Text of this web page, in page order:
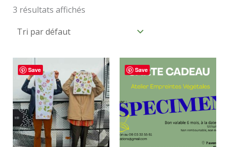
3 résultats affichés
Save Save